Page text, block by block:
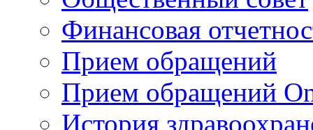
Финансовая
Прием обращений
Прием обращений
История